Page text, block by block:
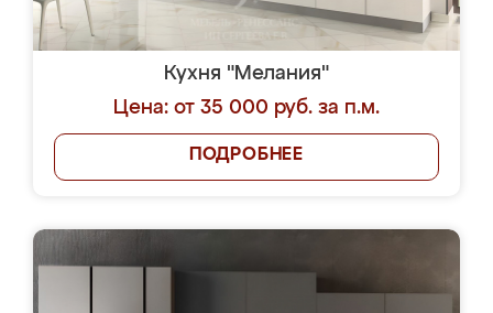
Кухня "Мелания"
Цена: от 35 000 руб. за п.м.
ПОДРОБНЕЕ